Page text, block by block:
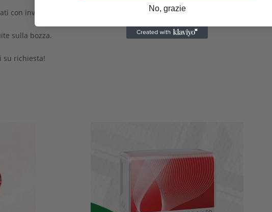
con inviti, etichette adesive e altri accessori per un set completo e armonioso!
sulla bozza.
su richiesta!
No, grazie